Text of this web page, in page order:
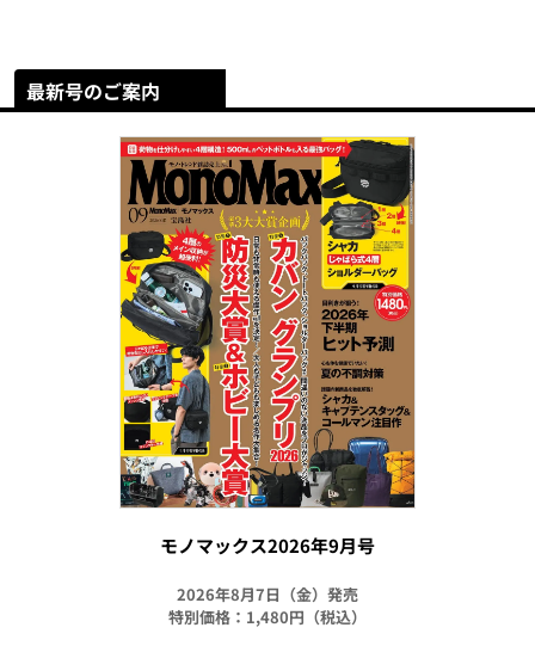
最新号のご案内
モノマックス2026年9月号
2026年8月7日（金）発売
特別価格：1,480円（税込）